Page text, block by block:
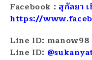
Facebook :สุกัลยา เ
https://
Line ID: manow98
Line ID: